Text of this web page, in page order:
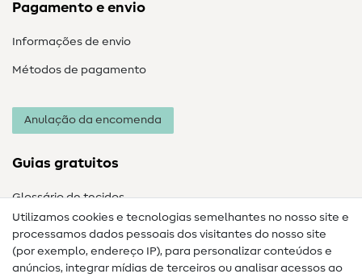
Pagamento e envio
Informações de envio
Métodos de pagamento
Anulação da encomenda
Guias gratuitos
Glossário de tecidos
Guias de costura
Utilizamos cookies e tecnologias semelhantes no nosso site e
processamos dados pessoais dos visitantes do nosso site
(por exemplo, endereço IP), para personalizar conteúdos e
anúncios, integrar mídias de terceiros ou analisar acessos ao